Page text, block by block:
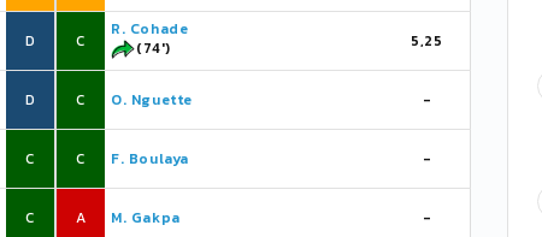
D
D
C
C
C
R. Cohade
(74')
5,25
C O. Nguette -
C F. Boulaya -
A M. Gakpa -